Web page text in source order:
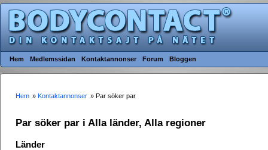
Hem Medlemssidan Kontaktannonser Forum Bloggen
Hem » Kontaktannonser » Par söker par
Par söker par i Alla länder, Alla regioner
Länder